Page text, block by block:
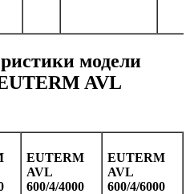
модели
AVL
EUTERM
AVL
600/4/4000
EUTERM
AVL
600/4/6000